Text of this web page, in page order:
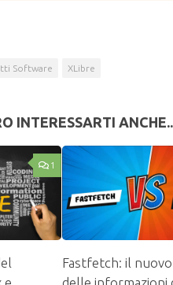
Software XLibre
INTERESSARTI
1
e
Fastfetch: il nuovo
delle informazioni